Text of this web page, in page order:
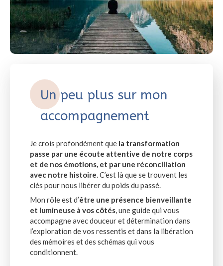
Un peu plus sur mon
accompagnement
Je crois profondément que la transformation
passe par une écoute attentive de notre corps
et de nos émotions, et par une réconciliation
avec notre histoire. C’est là que se trouvent les
clés pour nous libérer du poids du passé.
Mon rôle est d’être une présence bienveillante
et lumineuse à vos côtés, une guide qui vous
accompagne avec douceur et détermination dans
l’exploration de vos ressentis et dans la libération
des mémoires et des schémas qui vous
conditionnent.